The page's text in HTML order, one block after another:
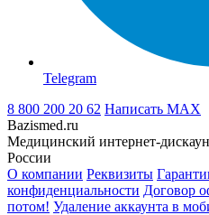
Telegram
8 800 200 20 62 Написать MAX
Bazismed.ru
Медицинский интернет-
России
О компании Реквизиты
конфиденциальности Договор
потом! Удаление аккаунта в